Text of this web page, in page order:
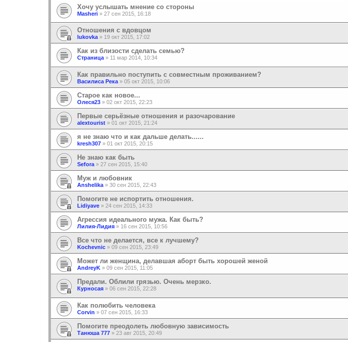
Хочу услышать мнение со стороны
Masheri » 27 сен 2015, 16:18
Отношения с вдовцом
lukovka» 19 окт 2015, 17:02
Как из близости сделать семью?
Страница» 11 мар 2014, 10:34
Как правильно поступить с совместным проживанием?
Василиса Река » 05 окт 2015, 10:06
Старое как новое...
Олеся23 » 02 окт 2015, 22:23
Первые серьёзные отношения и разочарование
alextourist » 01 окт 2015, 21:24
я не знаю что и как дальше делать......
kresh307 » 01 окт 2015, 20:15
Не знаю как быть
Sefora » 27 сен 2015, 15:40
Муж и любовник
Anshelika » 30 сен 2015, 22:43
Помогите не испортить отношения.
Lidiyave » 24 сен 2015, 14:33
Агрессия идеального мужа. Как быть?
Лилия-Лидия » 16 сен 2015, 10:56
Все что не делается, все к лучшему?
Kochevnic » 09 сен 2015, 23:49
Может ли женщина, делавшая аборт быть хорошей женой
AndreyK » 09 сен 2015, 11:05
Предали. Облили грязью. Очень мерзко.
Курносая » 06 сен 2015, 22:28
Как полюбить человека
Corvin » 07 сен 2015, 16:33
Помогите преодолеть любовную зависимость
Танюша 777 » 23 авг 2015, 20:49